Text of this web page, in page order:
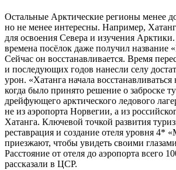
Остальные Арктические регионы менее
но не менее интересны. Например,
для освоения Севера и изучения
времена посёлок даже получил название
Сейчас он восстанавливается. Время
и последующих годов нанесли селу
урон. «Хатанга начала восстанавливаться
когда было принято решение о заброске
дрейфующего арктического ледового
не из аэропорта Норвегии, а из
Хатанга. Ключевой точкой развития
реставрация и создание отеля уровня
приезжают, чтобы увидеть своими
Расстояние от отеля до аэропорта всего
рассказали в ЦСР.